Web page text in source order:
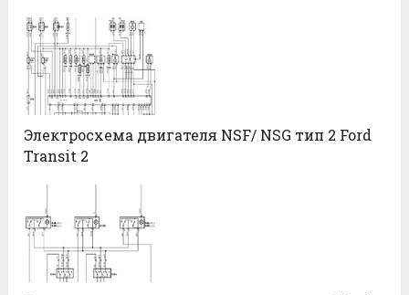
Электросхема двигателя NSF/ NSG тип 2 Ford
Transit 2